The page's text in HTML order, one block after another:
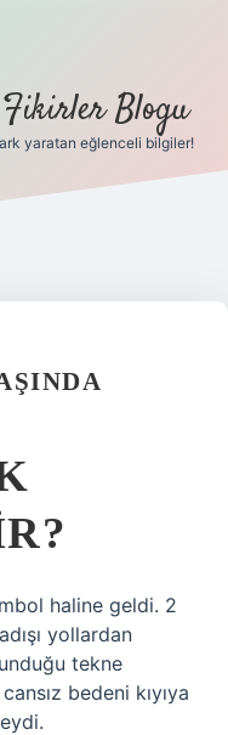
Fikirler Blogu
yaratan eğlenceli bilgiler!
haline geldi. 2
yollardan
tekne
bedeni kıyıya